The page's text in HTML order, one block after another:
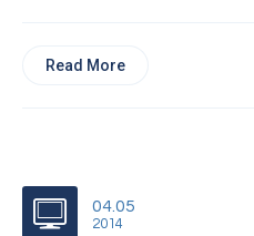
Read More
04.05
2014